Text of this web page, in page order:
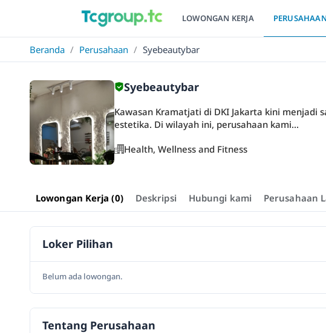
LOWONGAN KERJA
Beranda / Perusahaan / Syebeautybar
Syebeautybar
Kawasan Kramatjati di DKI Jakarta kini
estetika. Di wilayah ini, perusahaan kami...
Health, Wellness and Fitness
Lowongan Kerja (0) Deskripsi Hubungi kami Perusahaan
Loker Pilihan
Belum ada lowongan.
Tentang Perusahaan